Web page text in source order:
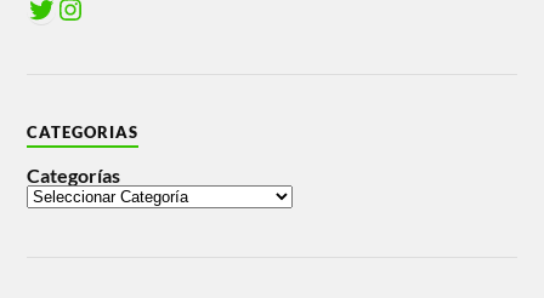
CATEGORIAS
Categorías